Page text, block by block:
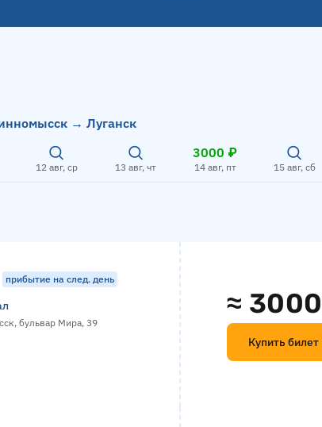
→ Луганск
12 авг, ср 13 авг, чт
3000 ₽
14 авг, пт 15 авг, сб
прибытие на след. день
бульвар Мира, 39
≈ 3000
Купить билет